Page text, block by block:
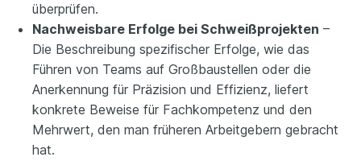
überprüfen.
Nachweisbare Erfolge bei Schweißprojekten –
Die Beschreibung spezifischer Erfolge, wie das
Führen von Teams auf Großbaustellen oder die
Anerkennung für Präzision und Effizienz, liefert
konkrete Beweise für Fachkompetenz und den
Mehrwert, den man früheren Arbeitgebern gebracht
hat.